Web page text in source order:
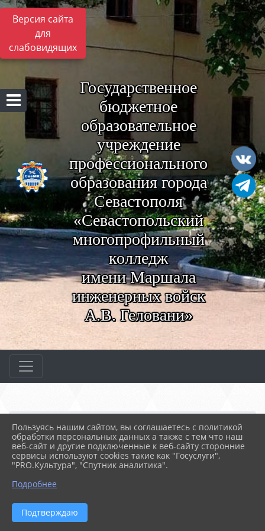
Версия сайта
для
слабовидящих
Государственное
бюджетное
образовательное
учреждение
профессионального
образования города
Севастополя
«Севастопольский
многопрофильный
колледж
имени Маршала
инженерных войск
А.В. Геловани»
Главная МЕРОПРИЯТИЯ
Новости
ЦВЕТЫ ЖИЗНИ
01.06.2023 05:03
Пользуясь нашим сайтом, вы соглашаетесь с политикой
обработки персональных данных а также с тем что наш
веб-сайт и другие подключенные к веб-сайту сторонние
сервисы используют cookies такие как "Госуслуги",
"PRO.Культура", "Спутник аналитика".
Подробнее
Подтверждаю